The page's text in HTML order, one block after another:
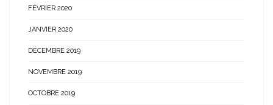
FÉVRIER 2020
JANVIER 2020
DÉCEMBRE 2019
NOVEMBRE 2019
OCTOBRE 2019